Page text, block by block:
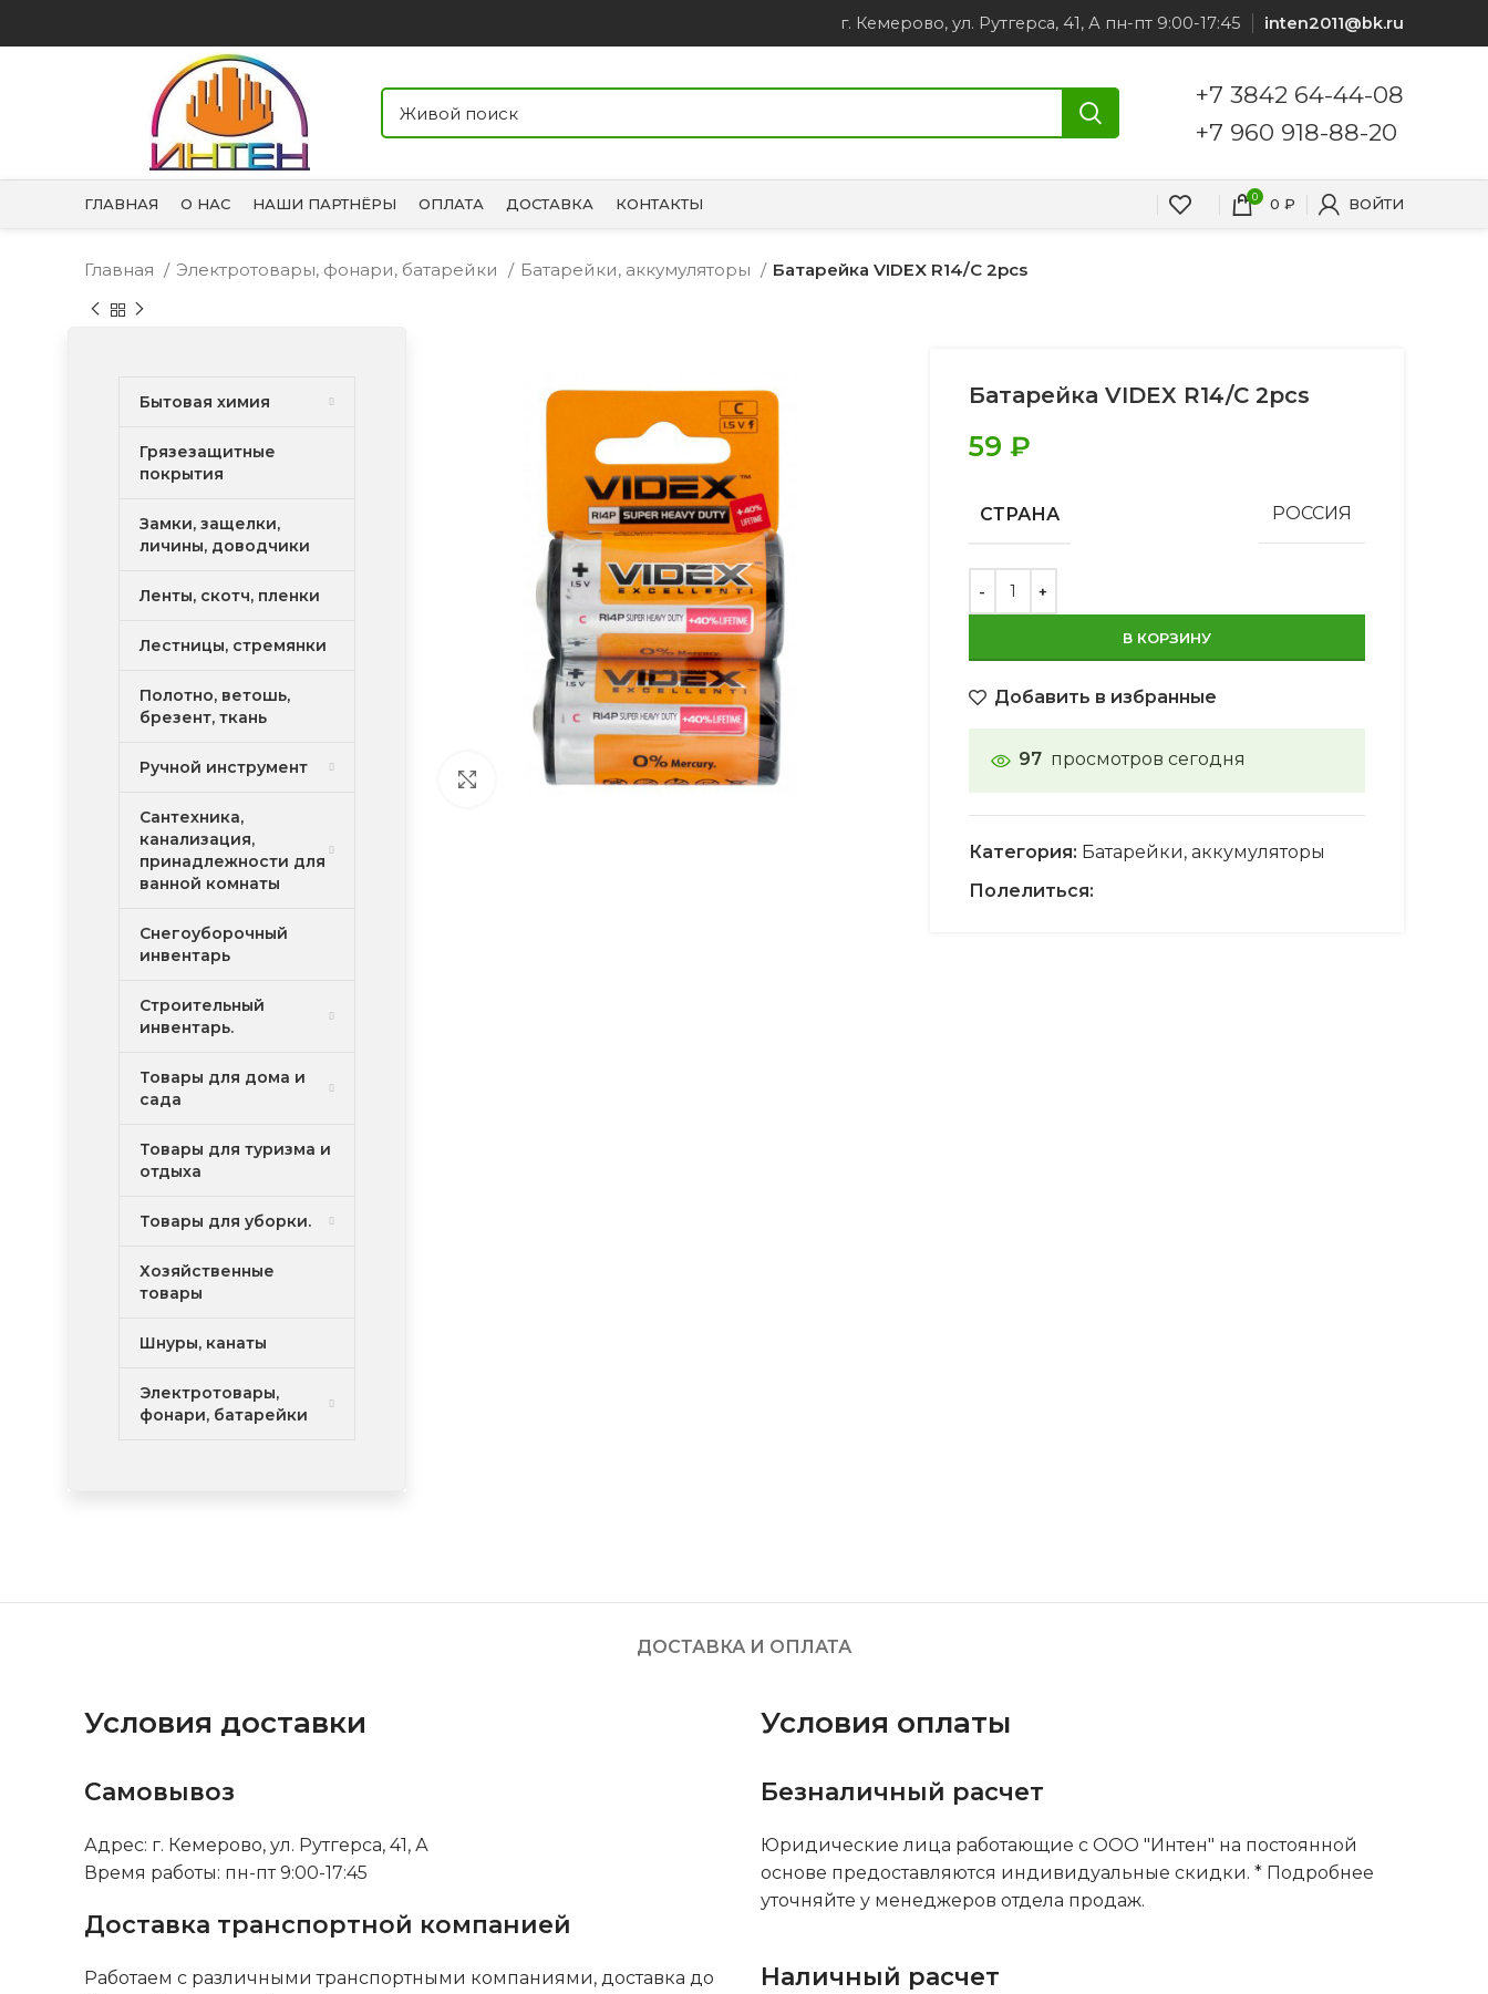
г. Кемерово, ул. Рутгерса, 41, А пн-пт 9:00-17:45 inten2011@bk.ru
+7 3842 64-44-08
+7 960 918-88-20
ГЛАВНАЯ О НАС НАШИ ПАРТНЁРЫ ОПЛАТА ДОСТАВКА КОНТАКТЫ 0 0 ₽ ВОЙТИ
Главная Электротовары, фонари, батарейки Батарейки, аккумуляторы Батарейка VIDEX R14/C 2pcs
Увеличить
Батарейка VIDEX R14/C 2pcs
59 ₽
СТРАНА РОССИЯ
В КОРЗИНУ
Добавить в избранные
97 просмотров сегодня
Категория: Батарейки, аккумуляторы
Полелиться:
Бытовая химия
Грязезащитные
покрытия
Замки, защелки,
личины, доводчики
Ленты, скотч, пленки
Лестницы, стремянки
Полотно, ветошь,
брезент, ткань
Ручной инструмент
Сантехника,
канализация,
принадлежности для
ванной комнаты
Снегоуборочный
инвентарь
Строительный
инвентарь.
Товары для дома и
сада
Товары для туризма и
отдыха
Товары для уборки.
Хозяйственные
товары
Шнуры, канаты
Электротовары,
фонари, батарейки
ДОСТАВКА И ОПЛАТА
Условия доставки
Самовывоз
Адрес: г. Кемерово, ул. Рутгерса, 41, А
Время работы: пн-пт 9:00-17:45
Доставка транспортной компанией
Работаем с различными транспортными компаниями, доставка до
Условия оплаты
Безналичный расчет
Юридические лица работающие с ООО "Интен" на постоянной
основе предоставляются индивидуальные скидки. * Подробнее
уточняйте у менеджеров отдела продаж.
Наличный расчет